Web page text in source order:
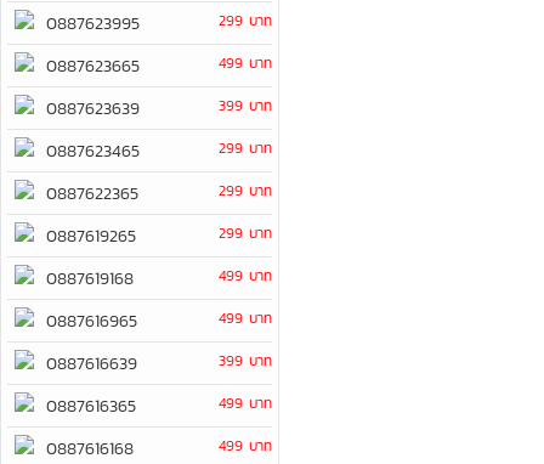
0887623995 299 บาท
0887623665 499 บาท
0887623639 399 บาท
0887623465 299 บาท
0887622365 299 บาท
0887619265 299 บาท
0887619168 499 บาท
0887616965 499 บาท
0887616639 399 บาท
0887616365 499 บาท
0887616168 499 บาท